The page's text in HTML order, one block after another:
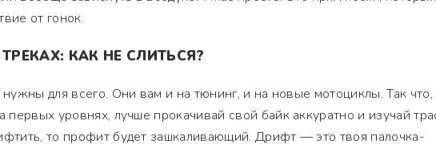
от гонок.
КАК НЕ СЛИТЬСЯ?
для всего. Они вам и на тюнинг, и на новые мотоциклы. Так что,
первых уровнях, лучше прокачивай свой байк аккуратно и изучай
то профит будет зашкаливающий. Дрифт — это твоя палочка-